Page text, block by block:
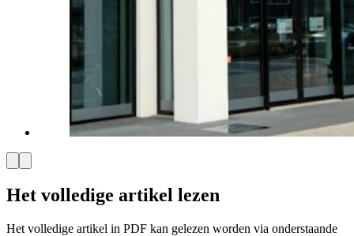
Het volledige artikel lezen
Het volledige artikel in PDF kan gelezen worden via onderstaande